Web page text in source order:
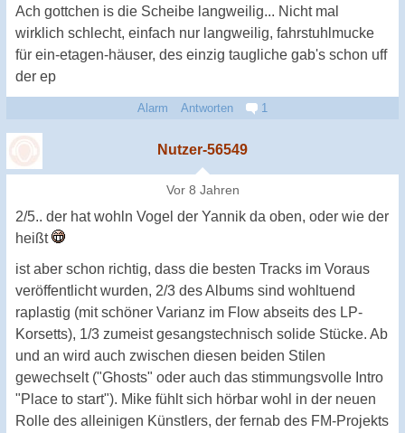
Ach gottchen is die Scheibe langweilig... Nicht mal
wirklich schlecht, einfach nur langweilig, fahrstuhlmucke
für ein-etagen-häuser, des einzig taugliche gab's schon uff
der ep
Alarm Antworten 1
Nutzer-56549
Vor 8 Jahren
2/5.. der hat wohln Vogel der Yannik da oben, oder wie der
heißt
ist aber schon richtig, dass die besten Tracks im Voraus
veröffentlicht wurden, 2/3 des Albums sind wohltuend
raplastig (mit schöner Varianz im Flow abseits des LP-
Korsetts), 1/3 zumeist gesangstechnisch solide Stücke. Ab
und an wird auch zwischen diesen beiden Stilen
gewechselt ("Ghosts" oder auch das stimmungsvolle Intro
"Place to start"). Mike fühlt sich hörbar wohl in der neuen
Rolle des alleinigen Künstlers, der fernab des FM-Projekts